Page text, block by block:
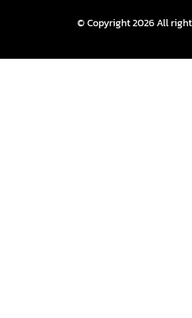
© Copyright 2026 All